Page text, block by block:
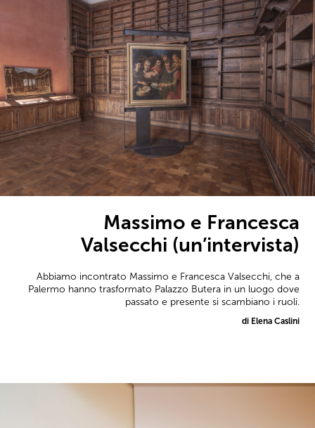
Massimo e Francesca
Valsecchi (un’intervista)
Abbiamo incontrato Massimo e Francesca Valsecchi, che a
Palermo hanno trasformato Palazzo Butera in un luogo dove
passato e presente si scambiano i ruoli.
di Elena Caslini